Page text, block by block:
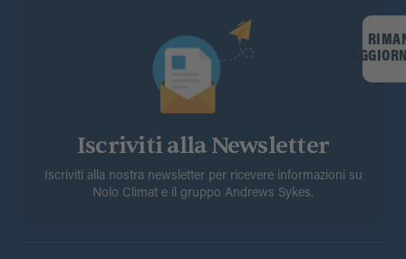
Iscriviti alla Newsletter
Iscriviti alla nostra newsletter per ricevere informazioni su
Nolo Climat e il gruppo Andrews Sykes.